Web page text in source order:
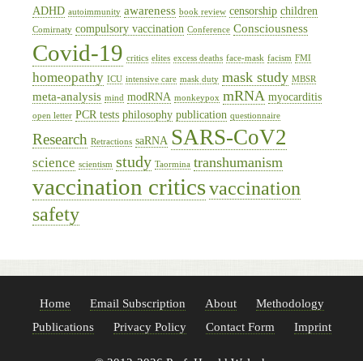
ADHD autoimmunity awareness book review censorship children
Comirnaty compulsory vaccination Conference Consciousness
Covid-19 critics elites excess deaths face-mask facism FMI
homeopathy ICU intensive care mask duty mask study MBSR
meta-analysis mind modRNA monkeypox mRNA myocarditis
open letter PCR tests philosophy publication questionnaire
Research Retractions saRNA SARS-CoV2
science scientism study Taormina transhumanism
vaccination criticsvaccination
safety
Home Email Subscription About
Methodology
Publications
Privacy Policy Contact Form Imprint